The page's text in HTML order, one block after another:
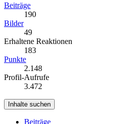
Beiträge
190
Bilder
49
Erhaltene Reaktionen
183
Punkte
2.148
Profil-Aufrufe
3.472
Inhalte suchen
Beiträge